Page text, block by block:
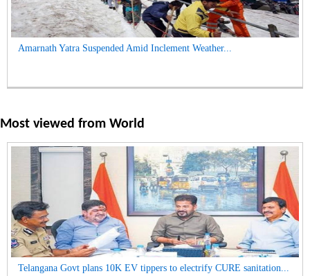
Amarnath Yatra Suspended Amid Inclement Weather...
Most viewed from World
Telangana Govt plans 10K EV tippers to electrify CURE sanitation...